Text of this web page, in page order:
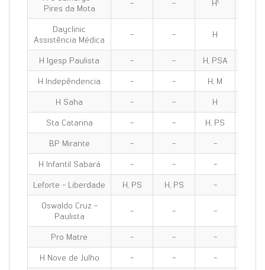
Pires da Mota
- - H¹
Dayclinic
Assistência Médica
- - H
H Igesp Paulista - - H, PSA
H Indepêndencia
- - H, M
H Saha
- - H
Sta Catarina
- - H, PS
BP Mirante
- - -
H Infantil Sabará
- - -
Leforte - Liberdade
H, PS H, PS -
Oswaldo Cruz -
Paulista
- - -
Pro Matre - - -
H Nove de Julho
- - -